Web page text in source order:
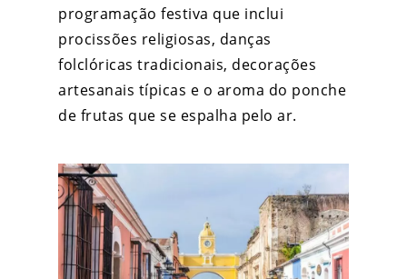
programação festiva que inclui
procissões religiosas, danças
folclóricas tradicionais, decorações
artesanais típicas e o aroma do ponche
de frutas que se espalha pelo ar.